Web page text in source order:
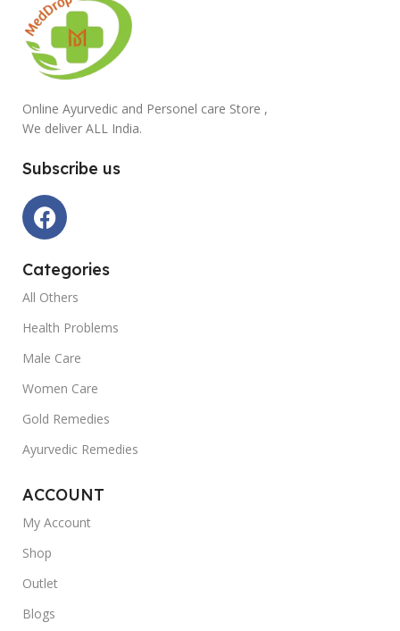
Online Ayurvedic and Personel care Store ,
We deliver ALL India.
Subscribe us
Categories
All Others
Health Problems
Male Care
Women Care
Gold Remedies
Ayurvedic Remedies
ACCOUNT
My Account
Shop
Outlet
Blogs